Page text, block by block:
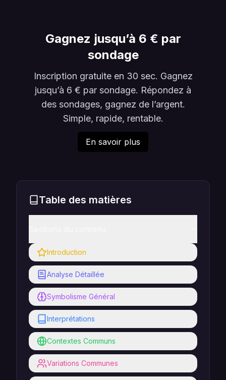
Gagnez jusqu’à 6 € par
sondage
Inscription gratuite en 30 sec. Gagnez
jusqu’à 6 € par sondage. Répondez à
des sondages, gagnez de l’argent.
Simple, rapide, rentable.
En savoir plus
Table des matières
Introduction
Analyse Détaillée
Symbolisme Général
Interprétations
Contextes Communs
Variations Communes